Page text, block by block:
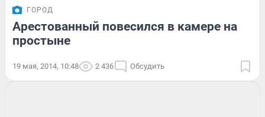
ГОРОД
Арестованный повесился в камере на
простыне
19 мая, 2014, 10:48 2 436 Обсудить